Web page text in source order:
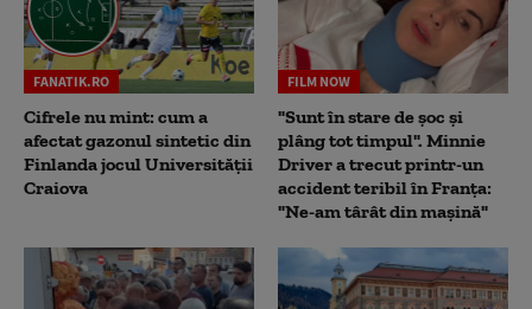
FANATIK.RO
Cifrele nu mint: cum a
afectat gazonul sintetic din
Finlanda jocul Universității
Craiova
FILM NOW
"Sunt în stare de șoc și
plâng tot timpul". Minnie
Driver a trecut printr-un
accident teribil în Franța:
"Ne-am târât din mașină"